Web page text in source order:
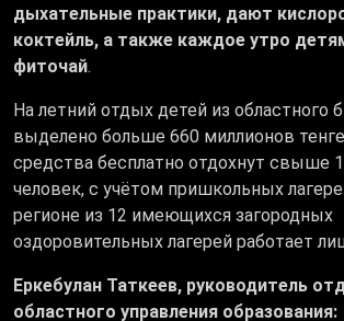
дыхательные практики, дают
коктейль, а также каждое утро
фиточай.
На летний отдых детей из областного
выделено больше 660 миллионов
средства бесплатно отдохнут свыше
человек, с учётом пришкольных
регионе из 12 имеющихся загородных
оздоровительных лагерей работает
Еркебулан Таткеев, руководитель
областного управления образования: